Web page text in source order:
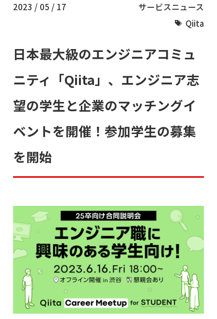
2023 / 05 / 17
サービスニュース
Qiita
日本最大級のエンジニアコミュ
ニティ「Qiita」、エンジニア志
望の学生と企業のマッチングイ
ベントを開催！参加学生の募集
を開始